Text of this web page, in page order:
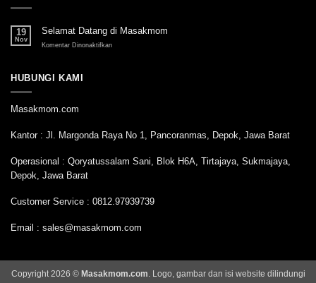
19
Nov
Selamat Datang di Masakmom
Komentar Dinonaktifkanpada
HUBUNGI KAMI
Masakmom.com
Kantor : Jl. Margonda Raya No 1, Pancoranmas, Depok, Jawa Barat
Operasional : Qoryatussalam Sani, Blok H6A, Tirtajaya, Sukmajaya,
Depok, Jawa Barat
Customer Service : 0812.97939739
Email : sales@masakmom.com
Copyright 2026 © Masakmom.com . Logo, gambar dan isi website dilindungi